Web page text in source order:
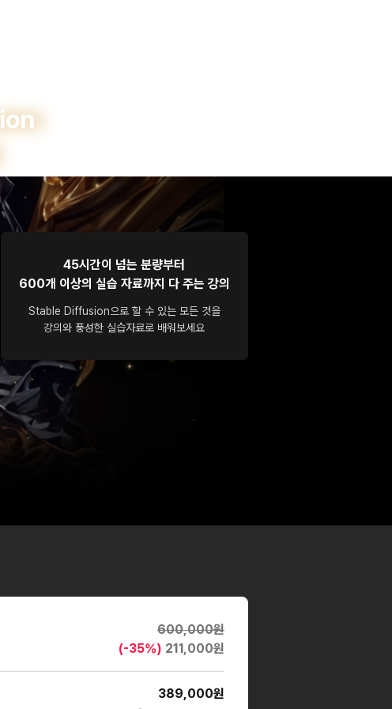
45시간이 넘는 분량부터
600개 이상의 실습 자료까지 다 주는 강의
Stable Diffusion으로 할 수 있는 모든 것을
강의와 풍성한 실습자료로 배워보세요
600,000원
(-35%) 211,000원
389,000원